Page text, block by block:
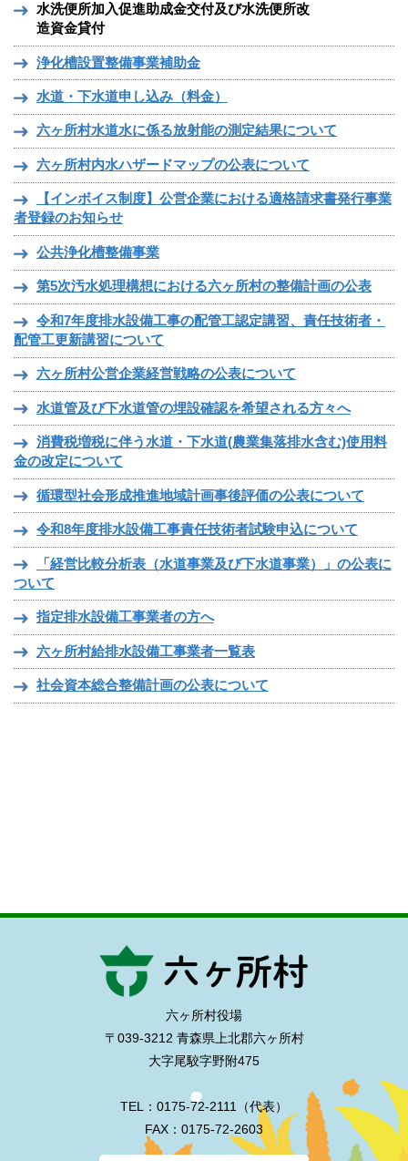
水洗便所加入促進助成金交付及び水洗便所改
造資金貸付
浄化槽設置整備事業補助金
水道・下水道申し込み（料金）
六ヶ所村水道水に係る放射能の測定結果について
六ヶ所村内水ハザードマップの公表について
【インボイス制度】公営企業における適格請求書発行事業
者登録のお知らせ
公共浄化槽整備事業
第5次汚水処理構想における六ヶ所村の整備計画の公表
令和7年度排水設備工事の配管工認定講習、責任技術者・
配管工更新講習について
六ヶ所村公営企業経営戦略の公表について
水道管及び下水道管の埋設確認を希望される方々へ
消費税増税に伴う水道・下水道(農業集落排水含む)使用料
金の改定について
循環型社会形成推進地域計画事後評価の公表について
令和8年度排水設備工事責任技術者試験申込について
「経営比較分析表（水道事業及び下水道事業）」の公表に
ついて
指定排水設備工事業者の方へ
六ヶ所村給排水設備工事業者一覧表
社会資本総合整備計画の公表について
六ヶ所村役場
〒039-3212 青森県上北郡六ヶ所村
大字尾駮字野附475
TEL：0175-72-2111（代表）
FAX：0175-72-2603